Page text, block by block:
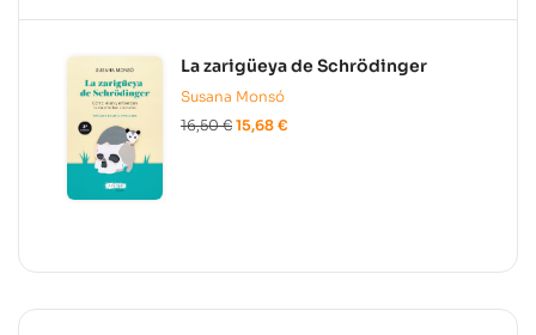
La zarigüeya de Schrödinger
Susana Monsó
16,50€ 15,68 €